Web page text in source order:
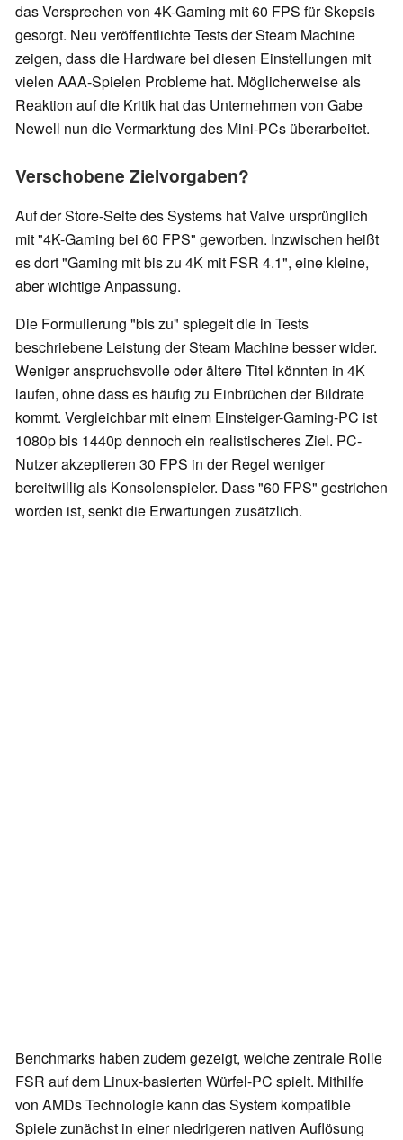
das Versprechen von 4K-Gaming mit 60 FPS für Skepsis
gesorgt. Neu veröffentlichte Tests der Steam Machine
zeigen, dass die Hardware bei diesen Einstellungen mit
vielen AAA-Spielen Probleme hat. Möglicherweise als
Reaktion auf die Kritik hat das Unternehmen von Gabe
Newell nun die Vermarktung des Mini-PCs überarbeitet.
Verschobene Zielvorgaben?
Auf der Store-Seite des Systems hat Valve ursprünglich
mit "4K-Gaming bei 60 FPS" geworben. Inzwischen heißt
es dort "Gaming mit bis zu 4K mit FSR 4.1", eine kleine,
aber wichtige Anpassung.
Die Formulierung "bis zu" spiegelt die in Tests
beschriebene Leistung der Steam Machine besser wider.
Weniger anspruchsvolle oder ältere Titel könnten in 4K
laufen, ohne dass es häufig zu Einbrüchen der Bildrate
kommt. Vergleichbar mit einem Einsteiger-Gaming-PC ist
1080p bis 1440p dennoch ein realistischeres Ziel. PC-
Nutzer akzeptieren 30 FPS in der Regel weniger
bereitwillig als Konsolenspieler. Dass "60 FPS" gestrichen
worden ist, senkt die Erwartungen zusätzlich.
Benchmarks haben zudem gezeigt, welche zentrale Rolle
FSR auf dem Linux-basierten Würfel-PC spielt. Mithilfe
von AMDs Technologie kann das System kompatible
Spiele zunächst in einer niedrigeren nativen Auflösung